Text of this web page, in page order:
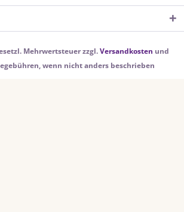
Mehrwertsteuer zzgl.Versandkosten und
wenn nicht anders beschrieben